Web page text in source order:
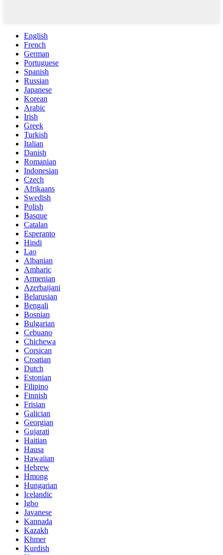
English
French
German
Portuguese
Spanish
Russian
Japanese
Korean
Arabic
Irish
Greek
Turkish
Italian
Danish
Romanian
Indonesian
Czech
Afrikaans
Swedish
Polish
Basque
Catalan
Esperanto
Hindi
Lao
Albanian
Amharic
Armenian
Azerbaijani
Belarusian
Bengali
Bosnian
Bulgarian
Cebuano
Chichewa
Corsican
Croatian
Dutch
Estonian
Filipino
Finnish
Frisian
Galician
Georgian
Gujarati
Haitian
Hausa
Hawaiian
Hebrew
Hmong
Hungarian
Icelandic
Igbo
Javanese
Kannada
Kazakh
Khmer
Kurdish